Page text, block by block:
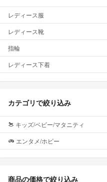
レディース服
レディース靴
指輪
レディース下着
カテゴリで絞り込み
キッズ/ベビー/マタニティ
エンタメ/ホビー
商品の価格で絞り込み